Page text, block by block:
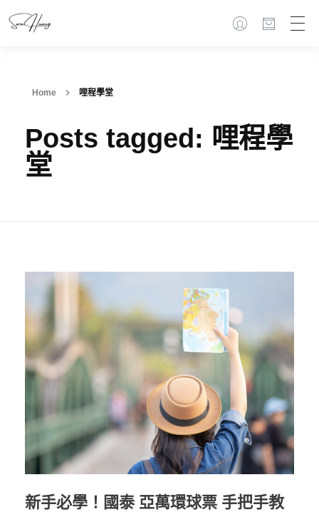
Home 哩程學堂
Posts tagged: 哩程學
堂
新手必學！國泰 亞萬環球票 手把手教